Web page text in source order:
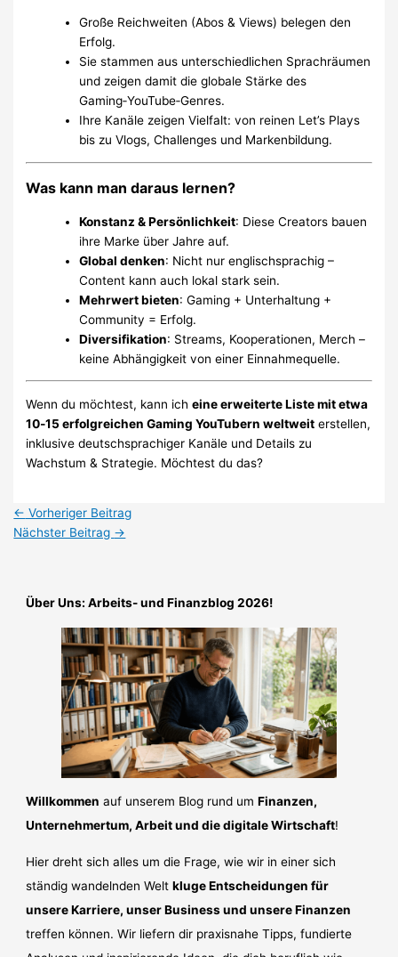
Große Reichweiten (Abos & Views) belegen den
Erfolg.
Sie stammen aus unterschiedlichen Sprachräumen
und zeigen damit die globale Stärke des
Gaming‑YouTube‑Genres.
Ihre Kanäle zeigen Vielfalt: von reinen Let’s Plays
bis zu Vlogs, Challenges und Markenbildung.
Was kann man daraus lernen?
Konstanz & Persönlichkeit: Diese Creators bauen
ihre Marke über Jahre auf.
Global denken: Nicht nur englischsprachig –
Content kann auch lokal stark sein.
Mehrwert bieten: Gaming + Unterhaltung +
Community = Erfolg.
Diversifikation: Streams, Kooperationen, Merch –
keine Abhängigkeit von einer Einnahmequelle.
Wenn du möchtest, kann icheine erweiterte Liste mit etwa
10‑15 erfolgreichen Gaming YouTubern weltweit erstellen,
inklusive deutschsprachiger Kanäle und Details zu
Wachstum & Strategie. Möchtest du das?
← Vorheriger Beitrag
Nächster Beitrag →
Über Uns: Arbeits- und Finanzblog 2026!
Willkommen auf unserem Blog rund umFinanzen,
Unternehmertum, Arbeit und die digitale Wirtschaft!
Hier dreht sich alles um die Frage, wie wir in einer sich
ständig wandelnden Weltkluge Entscheidungen für
unsere Karriere, unser Business und unsere Finanzen
treffen können. Wir liefern dir praxisnahe Tipps, fundierte